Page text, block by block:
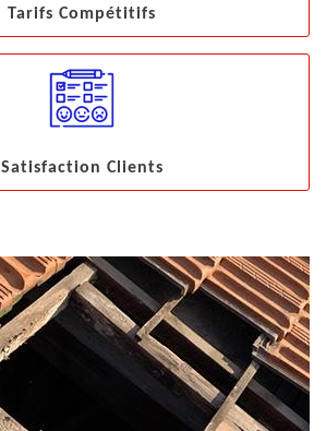
Tarifs Compétitifs
Satisfaction Clients